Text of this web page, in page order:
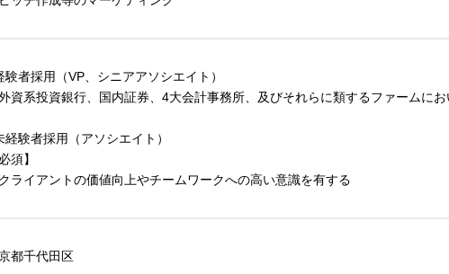
験者採用（VP、シニアアソシエイト）
資系投資銀行、国内証券、4大会計事務所、及びそれらに類するファームに
経験者採用（アソシエイト）
須】
ライアントの価値向上やチームワークへの高い意識を有する
都千代田区